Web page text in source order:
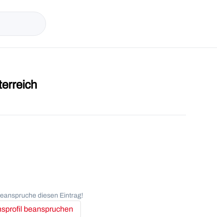
diesen Eintrag!
beanspruchen